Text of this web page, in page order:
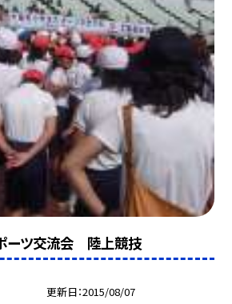
ツ交流会 陸上競技
更新日 2015/08/07